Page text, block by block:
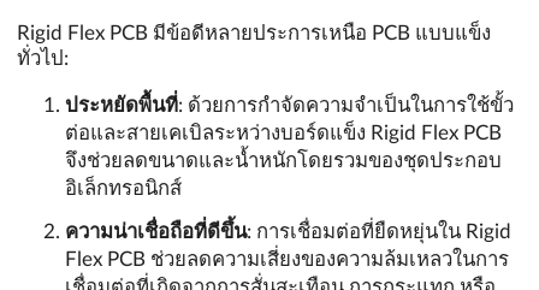
Rigid Flex PCB มีข้อดีหลายประการเหนือ PCB แบบแข็ง
ทั่วไป:
ประหยัดพื้นที่: ด้วยการกำจัดความจำเป็นในการใช้ขั้ว
ต่อและสายเคเบิลระหว่างบอร์ดแข็ง Rigid Flex PCB
จึงช่วยลดขนาดและน้ำหนักโดยรวมของชุดประกอบ
อิเล็กทรอนิกส์
ความน่าเชื่อถือที่ดีขึ้น: การเชื่อมต่อที่ยืดหยุ่นใน Rigid
Flex PCB ช่วยลดความเสี่ยงของความล้มเหลวในการ